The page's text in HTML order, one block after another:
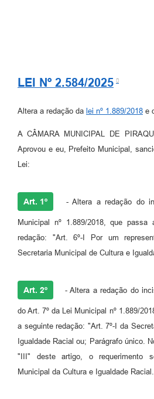
LEI Nº 2.584/2025
Altera a redação da lei nº 1.889/2018 e
A CÂMARA MUNICIPAL DE
Aprovou e eu, Prefeito Municipal,
Lei:
Art. 1º - Altera a redação do
Municipal nº 1.889/2018, que
redação: "Art. 6º-I Por um
Secretaria Municipal de Cultura e
Art. 2º - Altera a redação do
do Art. 7º da Lei Municipal nº 1.889/
a seguinte redação: "Art. 7º-I da
Igualdade Racial ou; Parágrafo único.
"III" deste artigo, o requerimento
Municipal da Cultura e Igualdade